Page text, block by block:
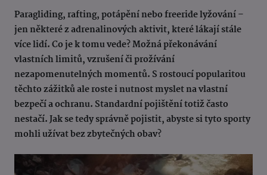
Paragliding, rafting, potápění nebo freeride lyžování –
jen některé z adrenalinových aktivit, které lákají stále
více lidí. Co je k tomu vede? Možná překonávání
vlastních limitů, vzrušení či prožívání
nezapomenutelných momentů. S rostoucí popularitou
těchto zážitků ale roste i nutnost myslet na vlastní
bezpečí a ochranu. Standardní pojištění totiž často
nestačí. Jak se tedy správně pojistit, abyste si tyto sporty
mohli užívat bez zbytečných obav?